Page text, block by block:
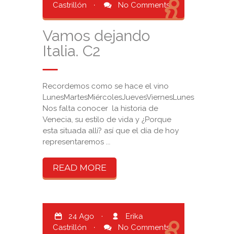
Castrillón
· No Comments
Vamos dejando
Italia. C2
Recordemos como se hace el vino
LunesMartesMiércolesJuevesViernesLunes
Nos falta conocer la historia de
Venecia, su estilo de vida y ¿Porque
esta situada allí? así que el día de hoy
representaremos ...
READ MORE
24 Ago ·
Erika
Castrillón
· No Comments